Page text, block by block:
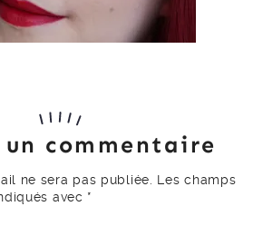
commentaire
ne sera pas publiée.
Les champs
avec *